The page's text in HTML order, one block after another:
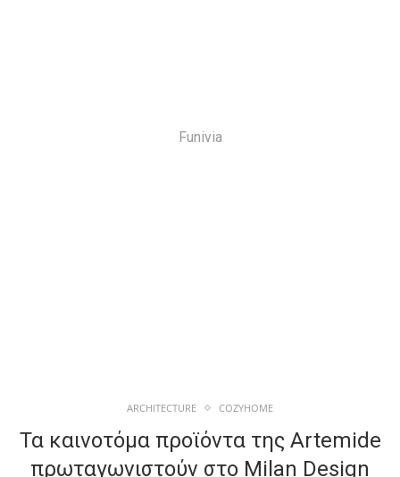
Funivia
ARCHITECTURE COZYHOME
Τα καινοτόμα προϊόντα της Artemide
πρωταγωνιστούν στο Milan Design